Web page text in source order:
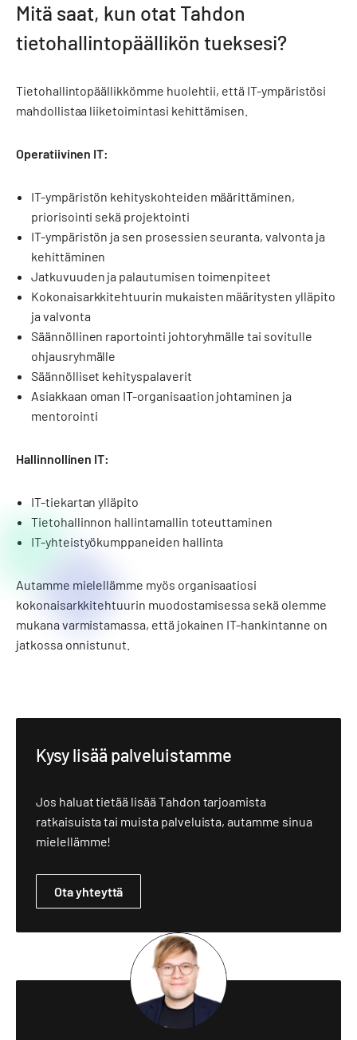
Mitä saat, kun otat Tahdon
tietohallintopäällikön tueksesi?
Tietohallintopäällikkömme huolehtii, että IT-ympäristösi
mahdollistaa liiketoimintasi kehittämisen.
Operatiivinen IT:
IT-ympäristön kehityskohteiden määrittäminen,
priorisointi sekä projektointi
IT-ympäristön ja sen prosessien seuranta, valvonta ja
kehittäminen
Jatkuvuuden ja palautumisen toimenpiteet
Kokonaisarkkitehtuurin mukaisten määritysten ylläpito
ja valvonta
Säännöllinen raportointi johtoryhmälle tai sovitulle
ohjausryhmälle
Säännölliset kehityspalaverit
Asiakkaan oman IT-organisaation johtaminen ja
mentorointi
Hallinnollinen IT:
IT-tiekartan ylläpito
Tietohallinnon hallintamallin toteuttaminen
IT-yhteistyökumppaneiden hallinta
Autamme mielellämme myös organisaatiosi
kokonaisarkkitehtuurin muodostamisessa sekä olemme
mukana varmistamassa, että jokainen IT-hankintanne on
jatkossa onnistunut.
Kysy lisää palveluistamme
Jos haluat tietää lisää Tahdon tarjoamista
ratkaisuista tai muista palveluista, autamme sinua
mielellämme!
Ota yhteyttä